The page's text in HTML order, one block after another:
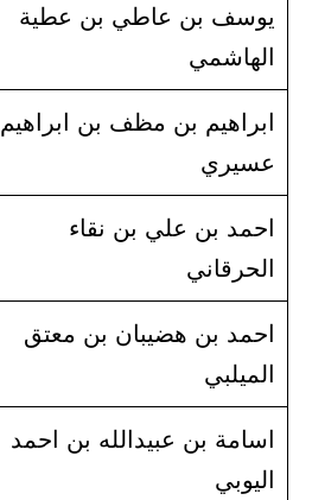
يوسف بن عاطي بن عطية
الهاشمي
ابراهيم بن مظف بن ابراهيم
عسيري
احمد بن علي بن نقاء
الحرقاني
احمد بن هضيبان بن معتق
الميلبي
اسامة بن عبيدالله بن احمد
اليوبي